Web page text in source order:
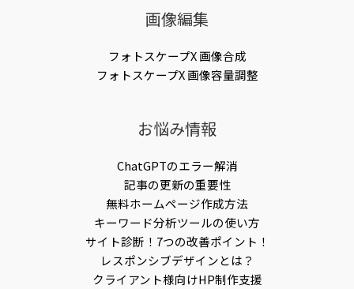
画像編集
フォトスケープX 画像合成
フォトスケープX 画像容量調整
お悩み情報
ChatGPTのエラー解消
記事の更新の重要性
無料ホームページ作成方法
キーワード分析ツールの使い方
サイト診断！7つの改善ポイント！
レスポンシブデザインとは？
クライアント様向けHP制作支援